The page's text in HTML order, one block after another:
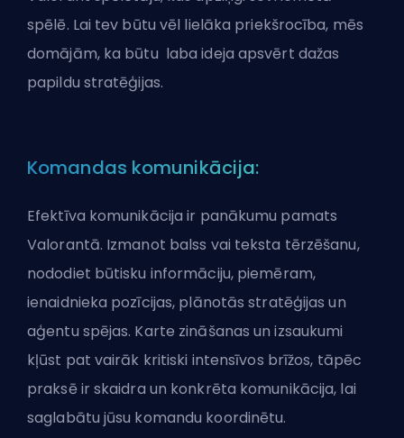
spēlē. Lai tev būtu vēl lielāka priekšrocība, mēs
domājām, ka būtu laba ideja apsvērt dažas
papildu stratēģijas.
Komandas komunikācija:
Efektīva komunikācija ir panākumu pamats
Valorantā. Izmanot balss vai teksta tērzēšanu,
nododiet būtisku informāciju, piemēram,
ienaidnieka pozīcijas, plānotās stratēģijas un
aģentu spējas. Karte zināšanas un izsaukumi
kļūst pat vairāk kritiski intensīvos brīžos, tāpēc
praksē ir skaidra un konkrēta komunikācija, lai
saglabātu jūsu komandu koordinētu.